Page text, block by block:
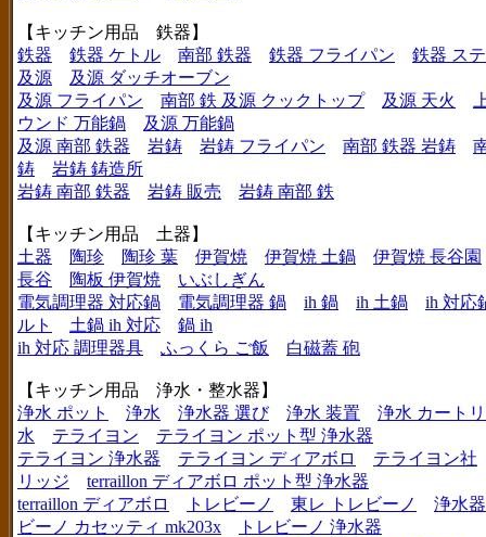
【キッチン用品 鉄器】
鉄器
鉄器 ケトル 南部 鉄器 鉄器 フライパン
鉄器 ス
及源
及源 ダッチオーブン
及源 フライパン
南部 鉄 及源 クックトップ 及源 天火
ウンド 万能鍋
及源 万能鍋
及源 南部 鉄器
岩鋳 岩鋳 フライパン 南部 鉄器 岩鋳
鋳
岩鋳 鋳造所
岩鋳 南部 鉄器
岩鋳 販売 岩鋳 南部 鉄
【キッチン用品 土器】
土器
陶珍 陶珍 葉 伊賀焼 伊賀焼 土鍋
伊賀焼 長谷園
長谷
陶板 伊賀焼
いぶしぎん
電気調理器 対応鍋
電気調理器 鍋 ih 鍋 ih 土鍋
ih 対応
ルト
土鍋 ih 対応
鍋 ih
ih 対応 調理器具
ふっくら ご飯 白磁蓋 砲
【キッチン用品 浄水・整水器】
浄水 ポット
浄水 浄水器 選び 浄水 装置
浄水 カート
水
テライヨン
テライヨン ポット型 浄水器
テライヨン 浄水器
テライヨン ディアボロ
テライヨン社
リッジ
terraillon ディアボロ ポット型 浄水器
terraillon ディアボロ
トレビーノ 東レ トレビーノ
浄水
ビーノ カセッティ mk203x
トレビーノ 浄水器